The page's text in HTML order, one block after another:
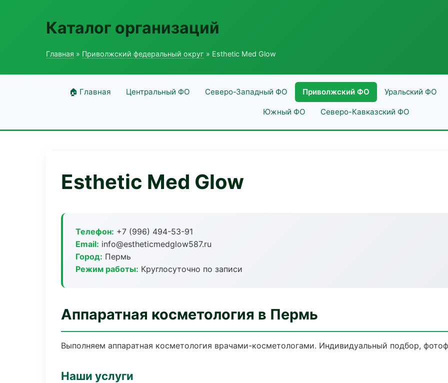
Каталог организаций
Главная » Приволжский федеральный округ » Esthetic Med Glow
🏠 Главная Центральный ФО Северо-Западный ФО Приволжский ФО Уральский ФО
Южный ФО Северо-Кавказский ФО
Esthetic Med Glow
Телефон: +7 (996) 494-53-91
Email: info@estheticmedglow587.ru
Город: Пермь
Режим работы: Круглосуточно по записи
Аппаратная косметология в Пермь
Выполняем аппаратная косметология врачами-косметологами. Индивидуальный подбор,
Наши услуги